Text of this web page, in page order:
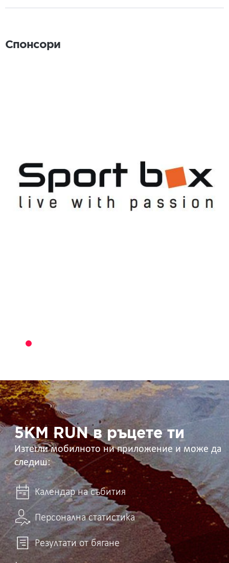
Спонсори
5KM
RUN
в
ръцете
ти 5KM RUN в ръцете ти
Изтегли мобилното ни приложение и може да
следиш:
Календар на събития
Персонална статистика
Резултати от бягане